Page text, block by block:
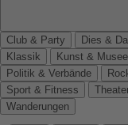
Club & Party Dies &
Klassik
Kunst &
Politik & Verbände
Sport & Fitness
Wanderungen